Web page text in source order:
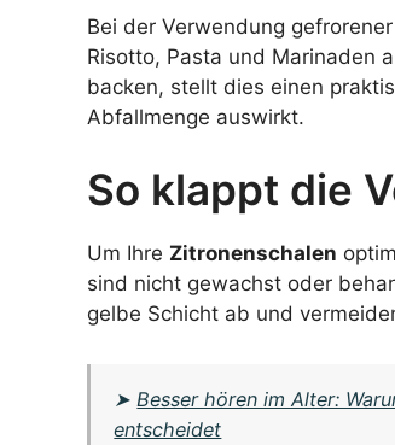
Bei der Verwendung
Risotto, Pasta und Marinaden
backen, stellt dies einen
Abfallmenge auswirkt.
So klappt die
Um Ihre Zitronenschalen
sind nicht gewachst oder
gelbe Schicht ab und
➤Besser hören im Alter:
entscheidet